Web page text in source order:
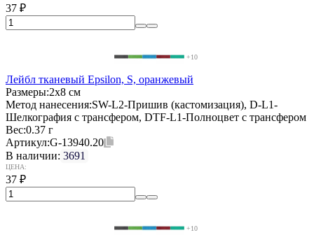
37 ₽
+10
Лейбл тканевый Epsilon, S, оранжевый
Размеры:2х8 см
Метод нанесения:SW-L2-Пришив (кастомизация), D-L1-
Шелкография с трансфером, DTF-L1-Полноцвет с трансфером
Вес:0.37 г
Артикул:G-13940.20
В наличии: 3691
ЦЕНА:
37 ₽
+10